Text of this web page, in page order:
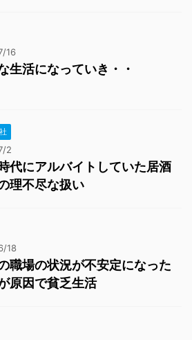
16
生活になっていき・・
2
代にアルバイトしていた居酒
理不尽な扱い
18
職場の状況が不安定になった
原因で貧乏生活